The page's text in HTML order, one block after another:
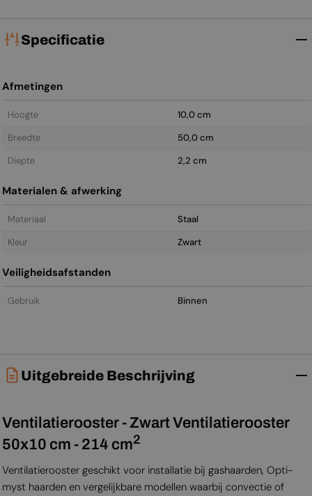
Specificatie
Afmetingen
Hoogte
10,0 cm
Breedte
50,0 cm
Diepte
2,2 cm
Materialen & afwerking
Materiaal
Staal
Kleur
Zwart
Veiligheidsafstanden
Gebruik Binnen
Uitgebreide Beschrijving
Ventilatierooster - Zwart Ventilatierooster
50x10 cm - 214 cm2
Ventilatierooster geschikt voor installatie bij gashaarden, Opti-
myst haarden en vergelijkbare modellen waarbij convectie of